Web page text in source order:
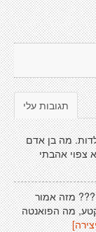
תגובות עלי
מה בן אדם
צפוי אהבתי
מזה אמור
מה הפואנטה